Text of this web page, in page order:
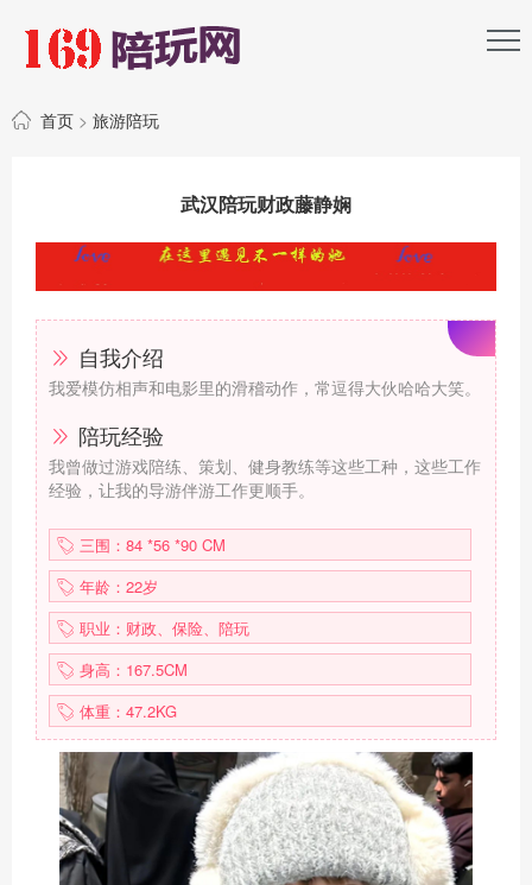
首页 > 旅游陪玩
武汉陪玩财政藤静娴
自我介绍
我爱模仿相声和电影里的滑稽动作，常逗得大伙哈哈大笑。
陪玩经验
我曾做过游戏陪练、策划、健身教练等这些工种，这些工作
经验，让我的导游伴游工作更顺手。
三围：84 *56 *90 CM
年龄：22岁
职业：财政、保险、陪玩
身高：167.5CM
体重：47.2KG